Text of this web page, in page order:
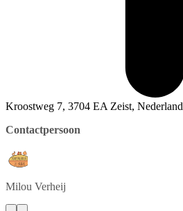
Kroostweg 7, 3704 EA Zeist, Nederland
Contactpersoon
Milou Verheij